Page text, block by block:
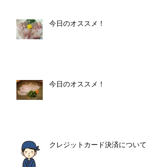
今日のオススメ！
今日のオススメ！
クレジットカード決済について